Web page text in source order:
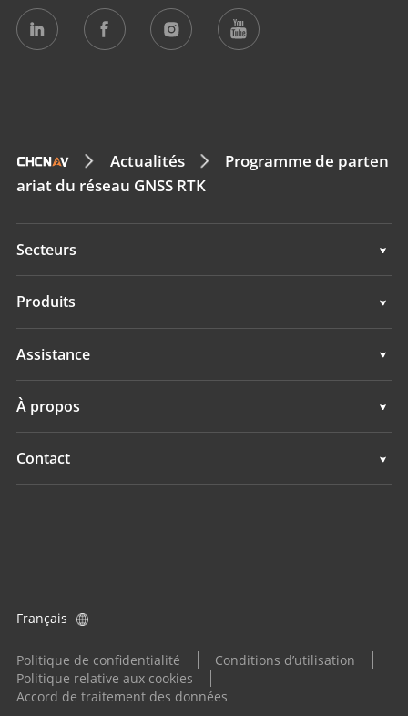
Actualités
Programme de parten
ariat du réseau GNSS RTK
Secteurs
Géospatial
Navigation
Produits
Géospatial
Navigation
Assistance
À propos
Présentation
Investisseurs
Contact
Politique de confidentialité
Conditions d’utilisation
Politique relative aux cookies
Accord de traitement des données
Français